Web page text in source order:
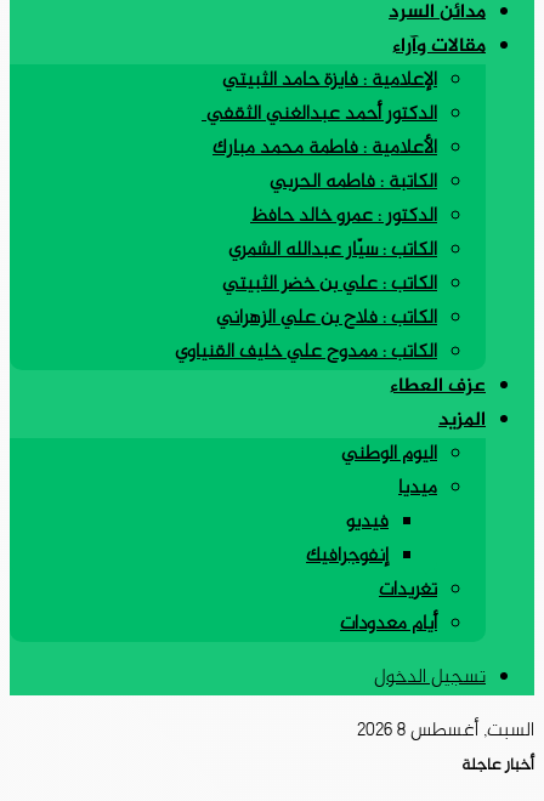
مدائن السرد
مقالات وآراء
الإعلامية : فايزة حامد الثبيتي
الدكتور أحمد عبدالغني الثقفي
الأعلامية : فاطمة محمد مبارك
الكاتبة : فاطمه الحربي
الدكتور : عمرو خالد حافظ
الكاتب : سيّار عبدالله الشمري
الكاتب : علي بن خضر الثبيتي
الكاتب : فلاح بن علي الزهراني
الكاتب : ممدوح علي خليف القنياوي
عزف العطاء
المزيد
اليوم الوطني
ميديا
فيديو
إنفوجرافيك
تغريدات
أيام معدودات
تسجيل الدخول
السبت, أغسطس 8 2026
أخبار عاجلة